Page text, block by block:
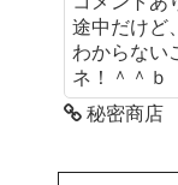
途中だけど
わからない
ネ！＾＾ｂ
秘密商店